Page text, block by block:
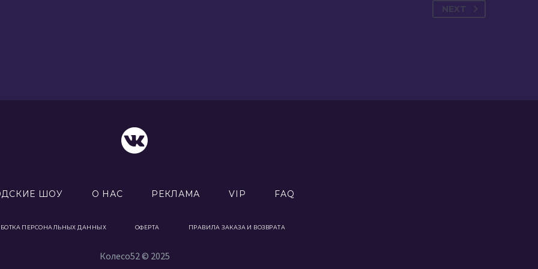
NEXT
ШОУ О НАС РЕКЛАМА VIP FAQ
ПЕРСОНАЛЬНЫХ ДАННЫХ ОФЕРТА ПРАВИЛА ЗАКАЗА И ВОЗВРАТА
Колесо52 © 2025